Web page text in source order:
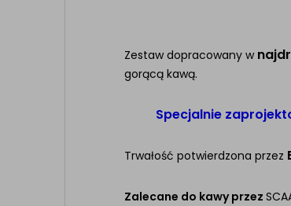
Zestaw dopracowany w
gorącą kawą.
Specjalnie
Trwałość potwierdzona przez
Zalecane do kawy przez